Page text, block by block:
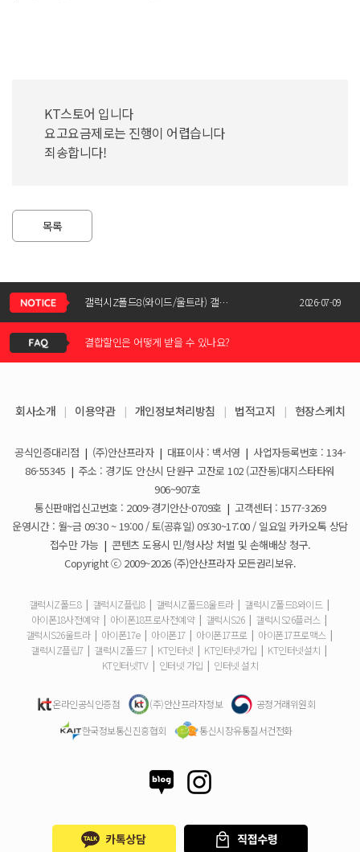
KT스토어 입니다
요고요금제로는 진행이 어렵습니다
죄송합니다!
목록
갤럭시Z폴드8(와이드/울트라) 갤럭시Z플립8 사전예약 공지사항 2026-07-09
KT스토어 공식 신청서 작성 관련 자주 묻는 질문
아이폰17e 사전예약 공지사항
갤럭시S26 사전예약 공지사항
신청서 조회는 어떻게 하나요?
결합할인은 어떻게 받을 수 있나요?
휴대폰 일시불로 구매도 가능한가요?
요금제 변경은 언제할 수 있나요?
더블할인카드는 어떻게 등록 하나요?
휴대폰 구매 후 불량이면 어떻게 하나요?
ESIM 발급 방법은 어떻게 되나요?
유심은 새로 구매해야 하나요?
사은품은 핸드폰과 같이 보내주시나요?
청소년 요금제는 몇살까지 가입할 수 있어요?
기존 휴대폰은 반납해야하나요?
총 납부해야 할 금액은 어떻게 확인하나요?
회사소개 | 이용약관 | 개인정보처리방침 | 법적고지 | 현장스케치
공식인증대리점 | (주)안산프라자 | 대표이사 : 백서영 | 사업자등록번호 : 134-
86-55345 | 주소 : 경기도 안산시 단원구 고잔로 102 (고잔동)대지스타타워
906~907호
통신판매업신고번호 : 2009-경기안산-0709호 | 고객센터 : 1577-3269
운영시간 : 월~금 09:30 ~ 19:00 / 토(공휴일) 09:30~17:00 / 일요일 카카오톡 상담
접수만 가능 | 콘텐츠 도용시 민/형사상 처벌 및 손해배상 청구.
Copyright ⓒ 2009~2026 (주)안산프라자 모든권리보유.
갤럭시Z폴드8 | 갤럭시Z플립8 | 갤럭시Z폴드8울트라 | 갤럭시Z폴드8와이드 |
아이폰18사전예약 | 아이폰18프로사전예약 | 갤럭시S26 | 갤럭시S26플러스 |
갤럭시S26울트라 | 아이폰17e | 아이폰17 | 아이폰17프로 | 아이폰17프로맥스 |
갤럭시Z플립7 | 갤럭시Z폴드7 | KT인터넷 | KT인터넷가입 | KT인터넷설치 |
KT인터넷TV | 인터넷 가입 | 인터넷 설치
온라인공식인증점 (주)안산프라자정보
공정거래위원회
한국정보통신진흥협회
통신시장유통질서건전화